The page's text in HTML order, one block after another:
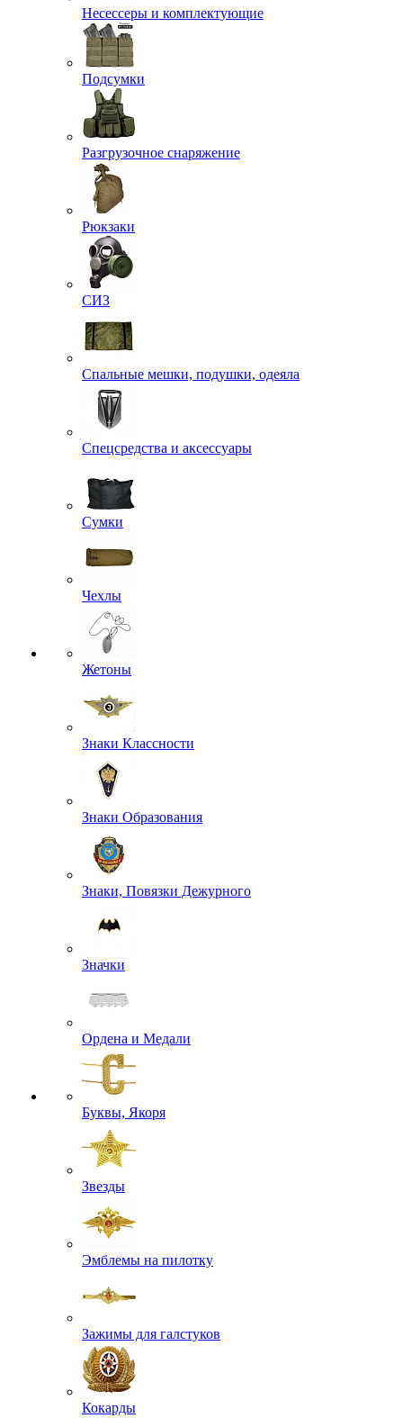
Несессеры и комплектующие
Подсумки
Разгрузочное снаряжение
Рюкзаки
СИЗ
Спальные мешки, подушки, одеяла
Спецсредства и аксессуары
Сумки
Чехлы
Жетоны
Знаки Классности
Знаки Образования
Знаки, Повязки Дежурного
Значки
Ордена и Медали
Буквы, Якоря
Звезды
Эмблемы на пилотку
Зажимы для галстуков
Кокарды